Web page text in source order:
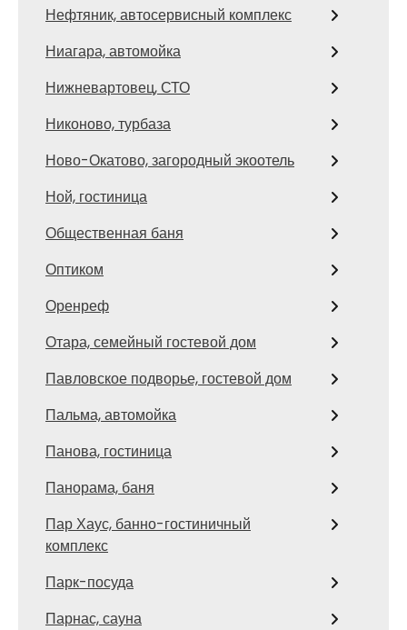
Нефтяник, автосервисный комплекс
Ниагара, автомойка
Нижневартовец, СТО
Никоново, турбаза
Ново-Окатово, загородный экоотель
Ной, гостиница
Общественная баня
Оптиком
Оренреф
Отара, семейный гостевой дом
Павловское подворье, гостевой дом
Пальма, автомойка
Панова, гостиница
Панорама, баня
Пар Хаус, банно-гостиничный
комплекс
Парк-посуда
Парнас, сауна